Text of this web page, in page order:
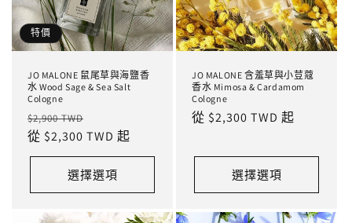
特價
JO MALONE 鼠尾草與海鹽香
水 Wood Sage & Sea Salt
Cologne
定
價
$2,900 TWD
價
從 $2,300 TWD 起
選擇選項
JO MALONE 含羞草與小荳蔻
香水 Mimosa & Cardamom
Cologne
定
從 $2,300 TWD 起
選擇選項